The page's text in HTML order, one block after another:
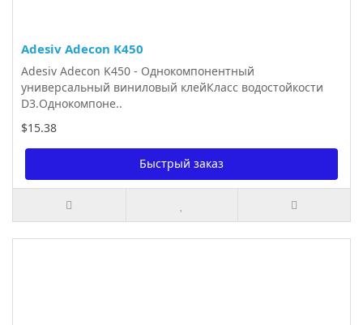
Adesiv Adecon K450
Adesiv Adecon K450 - Однокомпонентный
универсальный виниловый клейКласс водостойкости
D3.Однокомпоне..
$15.38
Быстрый заказ